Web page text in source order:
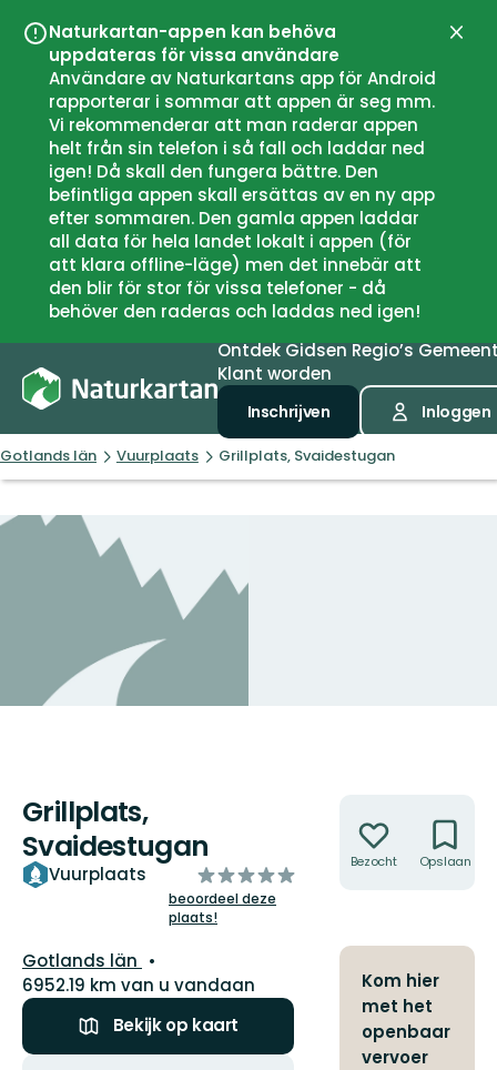
Naturkartan-appen kan behöva
uppdateras för vissa användare
Användare av Naturkartans app för Android
rapporterar i sommar att appen är seg mm.
Vi rekommenderar att man raderar appen
helt från sin telefon i så fall och laddar ned
igen! Då skall den fungera bättre. Den
befintliga appen skall ersättas av en ny app
efter sommaren. Den gamla appen laddar
all data för hela landet lokalt i appen (för
att klara offline-läge) men det innebär att
den blir för stor för vissa telefoner - då
behöver den raderas och laddas ned igen!
OntdekGidsenRegio’s
Klant worden
Inschrijven Inloggen
Gotlands län Vuurplaats Grillplats, Svaidestugan
Grillplats,
Svaidestugan
Vuurplaats
van
5
sterren
beoordeel deze
plaats!
Regio:
Gotlands län
6952.19 km van u vandaan
Bekijk op kaart
Bezocht Opslaan
Kom hier
met het
openbaar
vervoer